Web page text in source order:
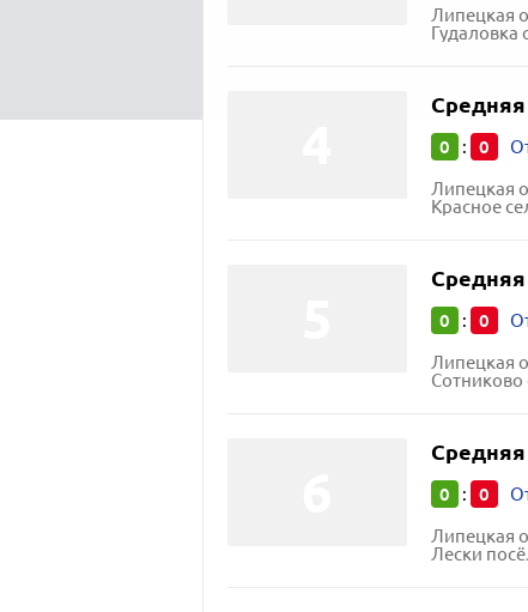
Липецкая
Гудаловка
0 : 0
Липецкая
Красное
0 : 0
Липецкая
Сотниково
0 : 0
Липецкая
Лески